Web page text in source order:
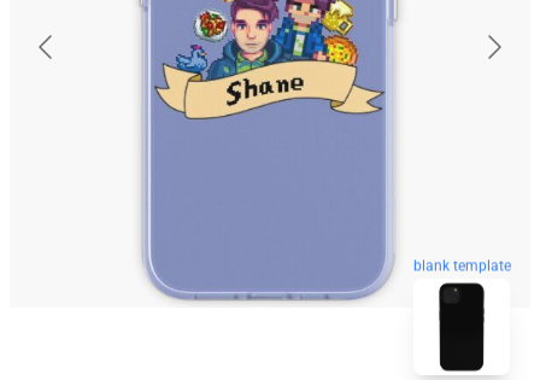
blank template